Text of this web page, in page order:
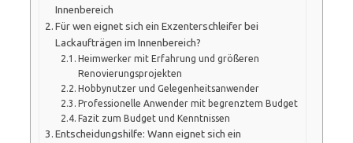
Innenbereich
Für wen eignet sich ein Exzenterschleifer bei
Lackaufträgen im Innenbereich?
Heimwerker mit Erfahrung und größeren
Renovierungsprojekten
Hobbynutzer und Gelegenheitsanwender
Professionelle Anwender mit begrenztem Budget
Fazit zum Budget und Kenntnissen
Entscheidungshilfe: Wann eignet sich ein